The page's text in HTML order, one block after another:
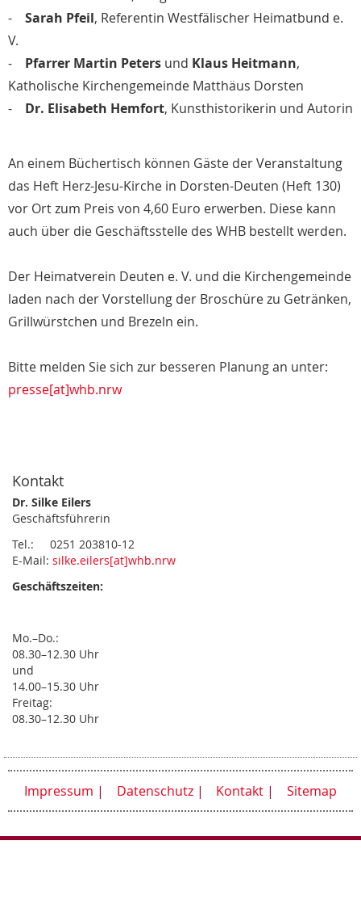
- Sarah Pfeil, Referentin Westfälischer Heimatbund e.
V.
- Pfarrer Martin Peters und Klaus Heitmann,
Katholische Kirchengemeinde Matthäus Dorsten
- Dr. Elisabeth Hemfort, Kunsthistorikerin und Autorin
An einem Büchertisch können Gäste der Veranstaltung
das Heft Herz-Jesu-Kirche in Dorsten-Deuten (Heft 130)
vor Ort zum Preis von 4,60 Euro erwerben. Diese kann
auch über die Geschäftsstelle des WHB bestellt werden.
Der Heimatverein Deuten e. V. und die Kirchengemeinde
laden nach der Vorstellung der Broschüre zu Getränken,
Grillwürstchen und Brezeln ein.
Bitte melden Sie sich zur besseren Planung an unter:
presse[at]whb.nrw
Kontakt
Dr. Silke Eilers
Geschäftsführerin
Tel.: 0251 203810-12
E-Mail: silke.eilers[at]whb.nrw
Geschäftszeiten:
Mo.–Do.:
08.30–12.30 Uhr
und
14.00–15.30 Uhr
Freitag:
08.30–12.30 Uhr
Impressum Datenschutz Kontakt Sitemap